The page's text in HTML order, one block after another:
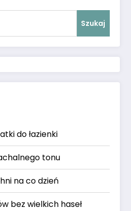
Szukaj
do łazienki
tonu
na co dzień
bez wielkich haseł